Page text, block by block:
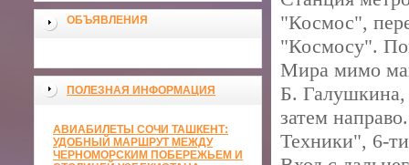
ОБЪЯВЛЕНИЯ
ПОЛЕЗНАЯ ИНФОРМАЦИЯ
АВИАБИЛЕТЫ СОЧИ ТАШКЕНТ:
УДОБНЫЙ МАРШРУТ МЕЖДУ
ЧЕРНОМОРСКИМ ПОБЕРЕЖЬЕМ И
"Космос",
"Космосу".
Мира мимо
Б. Галушкина,
затем
Техники", 6-